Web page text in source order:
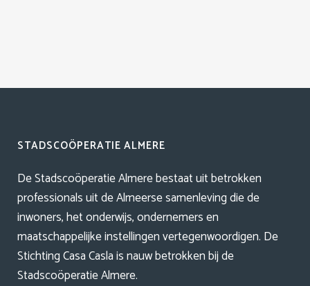
STADSCOÖPERATIE ALMERE
De Stadscoöperatie Almere bestaat uit betrokken
professionals uit de Almeerse samenleving die de
inwoners, het onderwijs, ondernemers en
maatschappelijke instellingen vertegenwoordigen. De
Stichting Casa Casla is nauw betrokken bij de
Stadscoöperatie Almere.